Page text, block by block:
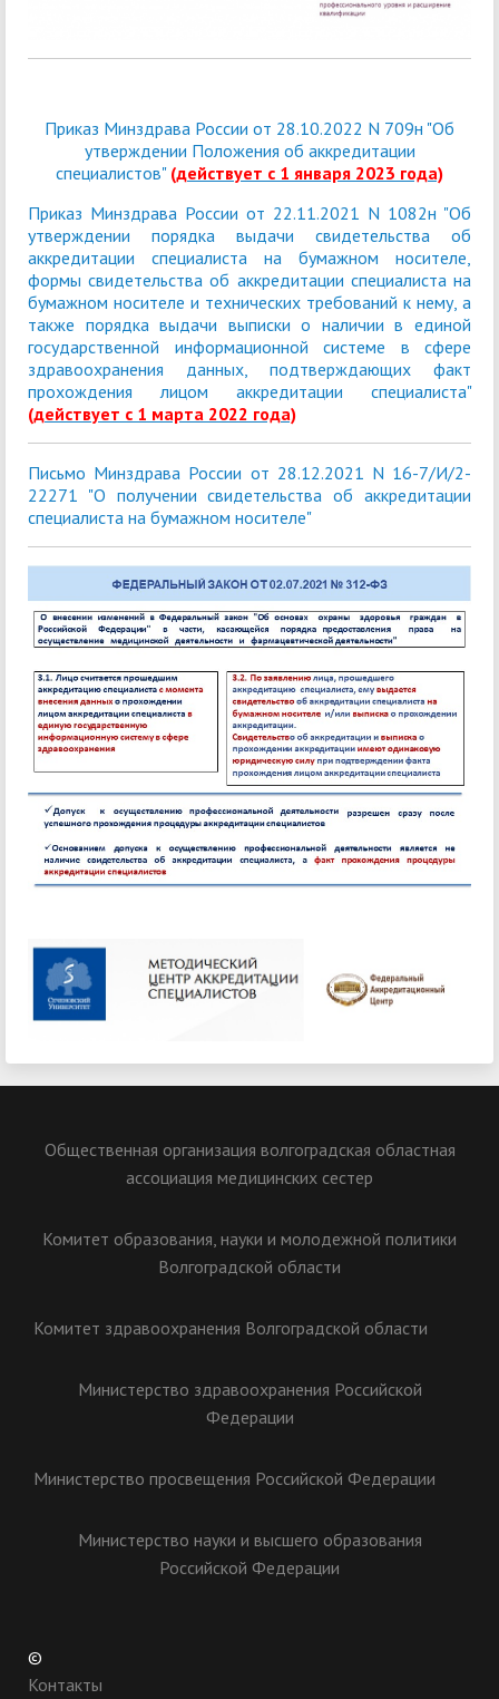
Приказ Минздрава России от 28.10.2022 N 709н "Об
утверждении Положения об аккредитации
специалистов" (действует с 1 января 2023 года)
Приказ Минздрава России от 22.11.2021 N 1082н "Об
утверждении порядка выдачи свидетельства об
аккредитации специалиста на бумажном носителе,
формы свидетельства об аккредитации специалиста на
бумажном носителе и технических требований к нему, а
также порядка выдачи выписки о наличии в единой
государственной информационной системе в сфере
здравоохранения данных, подтверждающих факт
прохождения лицом аккредитации специалиста"
(действует с 1 марта 2022 года)
Письмо Минздрава России от 28.12.2021 N 16-7/И/2-
22271 "О получении свидетельства об аккредитации
специалиста на бумажном носителе"
Общественная организация волгоградская областная
ассоциация медицинских сестер
Комитет образования, науки и молодежной политики
Волгоградской области
Комитет здравоохранения Волгоградской области
Министерство здравоохранения Российской
Федерации
Министерство просвещения Российской Федерации
Министерство науки и высшего образования
Российской Федерации
©
Контакты